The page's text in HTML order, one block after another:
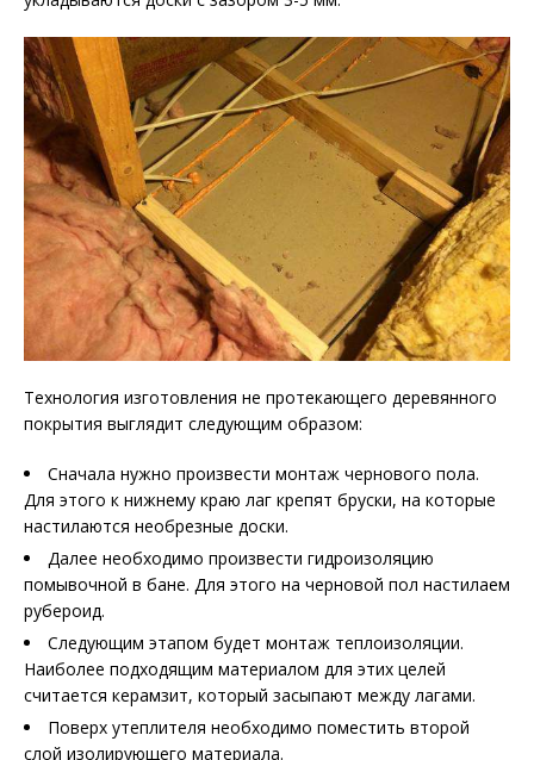
Технология изготовления не протекающего деревянного
покрытия выглядит следующим образом:
Сначала нужно произвести монтаж чернового пола.
Для этого к нижнему краю лаг крепят бруски, на которые
настилаются необрезные доски.
Далее необходимо произвести гидроизоляцию
помывочной в бане. Для этого на черновой пол настилаем
рубероид.
Следующим этапом будет монтаж теплоизоляции.
Наиболее подходящим материалом для этих целей
считается керамзит, который засыпают между лагами.
Поверх утеплителя необходимо поместить второй
слой изолирующего материала.